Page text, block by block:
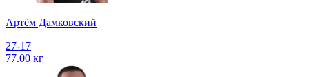
Артём Дамковский
27-17
77.00 кг